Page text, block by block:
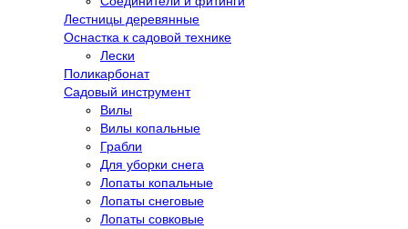
Лестницы деревянные
Оснастка к садовой технике
Лески
Поликарбонат
Садовый инструмент
Вилы
Вилы копальные
Грабли
Для уборки снега
Лопаты копальные
Лопаты снеговые
Лопаты совковые